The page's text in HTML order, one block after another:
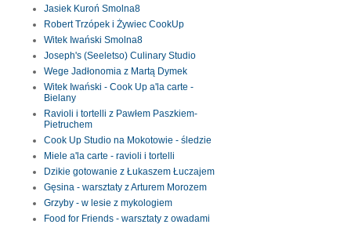
Jasiek Kuroń Smolna8
Robert Trzópek i Żywiec CookUp
Witek Iwański Smolna8
Joseph's (Seeletso) Culinary Studio
Wege Jadłonomia z Martą Dymek
Witek Iwański - Cook Up a'la carte -
Bielany
Ravioli i tortelli z Pawłem Paszkiem-
Pietruchem
Cook Up Studio na Mokotowie - śledzie
Miele a'la carte - ravioli i tortelli
Dzikie gotowanie z Łukaszem Łuczajem
Gęsina - warsztaty z Arturem Morozem
Grzyby - w lesie z mykologiem
Food for Friends - warsztaty z owadami